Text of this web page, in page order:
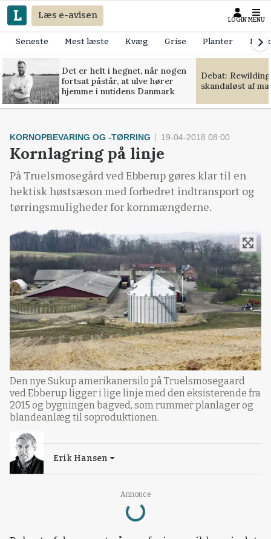
Læs e-avisen LOGIN MENU
Seneste Mest læste Kvæg Grise Planter
Det er helt i hegnet, når nogen
fortsat påstår, at ulve hører
hjemme i nutidens Danmark
Debat:
skandaløst af
Annonce
Loading...
KORNOPBEVARING OG -TØRRING 19-04-2018 08:00
Kornlagring på linje
På Truelsmosegård ved Ebberup gøres klar til en
hektisk høstsæson med forbedret indtransport og
tørringsmuligheder for kornmængderne.
Den nye Sukup amerikanersilo på Truelsmosegaard
ved Ebberup ligger i lige linje med den eksisterende fra
2015 og bygningen bagved, som rummer planlager og
blandeanlæg til soproduktionen.
Erik Hansen